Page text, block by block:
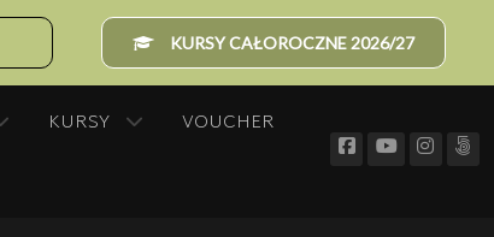
KURSY CAŁOROCZNE 2026/27
KURSY
VOUCHER